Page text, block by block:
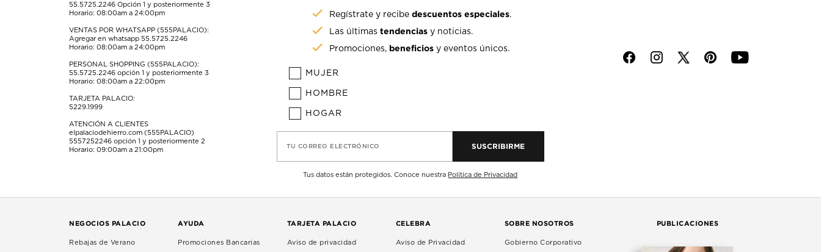
55.5725.2246 Opción 1 y posteriormente 3
Horario: 08:00am a 24:00pm
VENTAS POR WHATSAPP (555PALACIO):
Agregar en whatsapp 55.5725.2246
Horario: 08:00am a 24:00pm
PERSONAL SHOPPING (555PALACIO):
55.5725.2246 opción 1 y posteriormente 3
Horario: 08:00am a 22:00pm
TARJETA PALACIO:
5229.1999
ATENCIÓN A CLIENTES
elpalaciodehierro.com (555PALACIO)
5557252246 opción 1 y posteriormente 2
Horario: 09:00am a 21:00pm
Regístrate y recibedescuentos especiales.
Las últimastendencias y noticias.
Promociones, beneficios y eventos únicos.
MUJER
HOMBRE
HOGAR
TU CORREO ELECTRÓNICO SUSCRIBIRME
Tus datos están protegidos. Conoce nuestra Política de Privacidad
f i p y
NEGOCIOS PALACIO
Rebajas de Verano
AYUDA
Promociones Bancarias
TARJETA PALACIO
Aviso de privacidad
CELEBRA
Aviso de Privacidad
SOBRE NOSOTROS
Gobierno Corporativo
PUBLICACIONES